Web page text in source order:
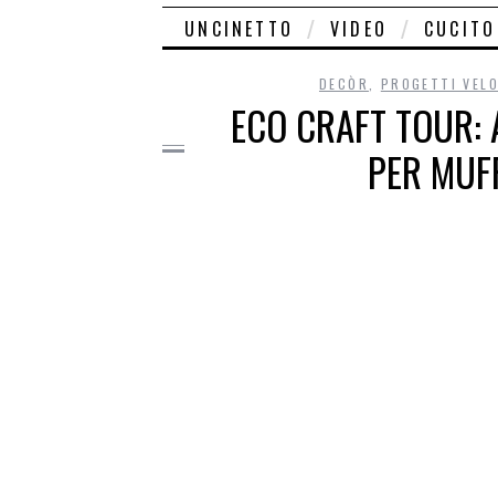
UNCINETTO VIDEO CUCITO
DECÒR PROGETTI
ECO CRAFT
PER